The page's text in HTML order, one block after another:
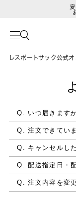
レスポートサック公式
Q. いつ届きます
Q. 注文できてい
Q. キャンセルし
Q. 配送指定日・
Q. 注文内容を変